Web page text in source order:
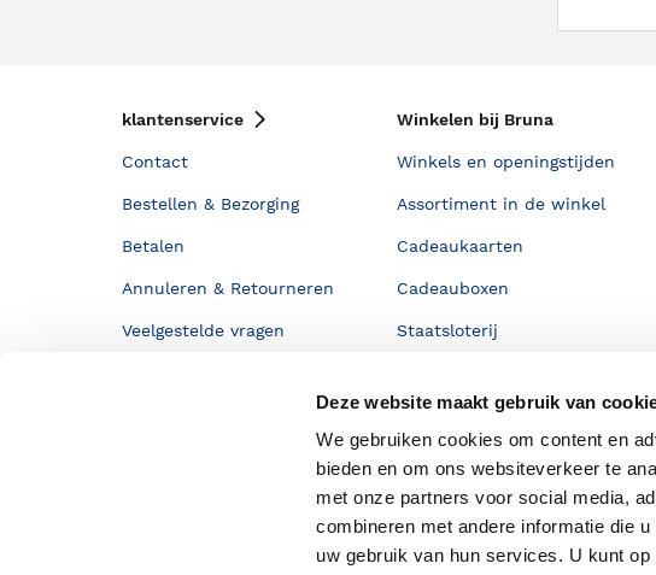
Deze website maakt gebruik van
We gebruiken cookies om content en
bieden en om ons websiteverkeer te
met onze partners voor social media,
combineren met andere informatie die
uw gebruik van hun services. U kunt
klantenservice
Contact
Bestellen & Bezorging
Betalen
Annuleren & Retourneren
Veelgestelde vragen
Winkelen bij Bruna
Winkels en openingstijden
Assortiment in de winkel
Cadeaukaarten
Cadeauboxen
Staatsloterij